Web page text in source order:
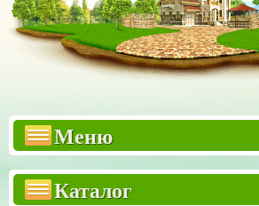
Меню
Каталог
Прайсы
Бетонные заборы Еврозаборы
Двухсторонний забор "Премиум"